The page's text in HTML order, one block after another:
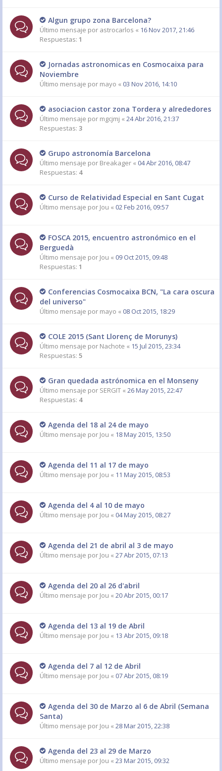
Algun grupo zona Barcelona?
Último mensaje por astrocarlos « 16 Nov 2017, 21:46
Respuestas: 1
Jornadas astronomicas en Cosmocaixa para
Noviembre
Último mensaje por mayo « 03 Nov 2016, 14:10
asociacion castor zona Tordera y alrededores
Último mensaje por mgcjmj « 24 Abr 2016, 21:37
Respuestas: 3
Grupo astronomía Barcelona
Último mensaje por Breakager « 04 Abr 2016, 08:47
Respuestas: 4
Curso de Relatividad Especial en Sant Cugat
Último mensaje por Jou « 02 Feb 2016, 09:57
FOSCA 2015, encuentro astronómico en el
Berguedà
Último mensaje por Jou « 09 Oct 2015, 09:48
Respuestas: 1
Conferencias Cosmocaixa BCN, "La cara oscura
del universo"
Último mensaje por mayo « 08 Oct 2015, 18:29
COLE 2015 (Sant Llorenç de Morunys)
Último mensaje por Nachote « 15 Jul 2015, 23:34
Respuestas: 5
Gran quedada astrónomica en el Monseny
Último mensaje por SERGIT « 26 May 2015, 22:47
Respuestas: 4
Agenda del 18 al 24 de mayo
Último mensaje por Jou « 18 May 2015, 13:50
Agenda del 11 al 17 de mayo
Último mensaje por Jou « 11 May 2015, 08:53
Agenda del 4 al 10 de mayo
Último mensaje por Jou « 04 May 2015, 08:27
Agenda del 21 de abril al 3 de mayo
Último mensaje por Jou « 27 Abr 2015, 07:13
Agenda del 20 al 26 d'abril
Último mensaje por Jou « 20 Abr 2015, 00:17
Agenda del 13 al 19 de Abril
Último mensaje por Jou « 13 Abr 2015, 09:18
Agenda del 7 al 12 de Abril
Último mensaje por Jou « 07 Abr 2015, 08:19
Agenda del 30 de Marzo al 6 de Abril (Semana
Santa)
Último mensaje por Jou « 28 Mar 2015, 22:38
Agenda del 23 al 29 de Marzo
Último mensaje por Jou « 23 Mar 2015, 09:32